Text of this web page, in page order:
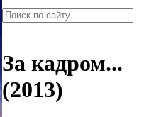
За кадром...
(2013)